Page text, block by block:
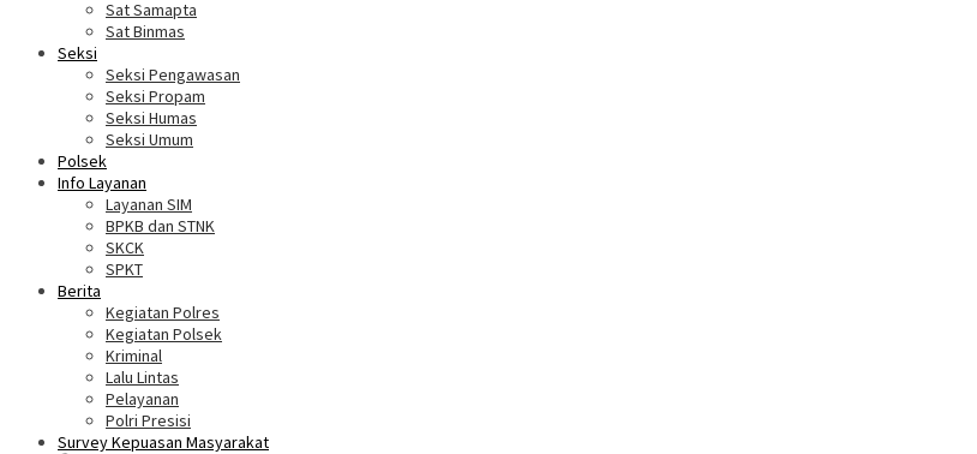
Sat Samapta
Sat Binmas
Seksi
Seksi Pengawasan
Seksi Propam
Seksi Humas
Seksi Umum
Polsek
Info Layanan
Layanan SIM
BPKB dan STNK
SKCK
SPKT
Berita
Kegiatan Polres
Kegiatan Polsek
Kriminal
Lalu Lintas
Pelayanan
Polri Presisi
Survey Kepuasan Masyarakat